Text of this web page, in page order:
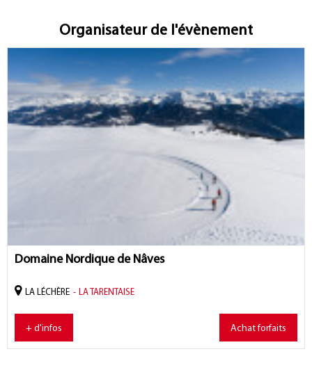
Organisateur de l'évènement
Domaine Nordique de Nâves
LA LÉCHÈRE LA TARENTAISE
+ d'infos Achat forfaits
Achat forfaits